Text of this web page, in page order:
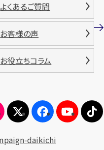
詳細はこちら
よくあるご質問
お客様の声
お役立ちコラム